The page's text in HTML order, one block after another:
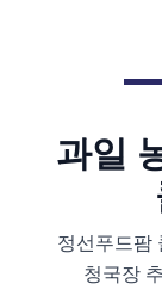
과일
정선푸드팜
청국장